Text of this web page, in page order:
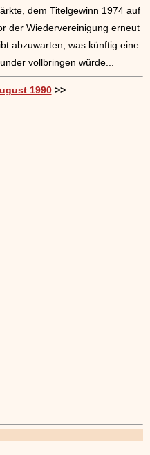
dem Titelgewinn 1974 auf
der Wiedervereinigung erneut
abzuwarten, was künftig eine
vollbringen würde...
1990>>